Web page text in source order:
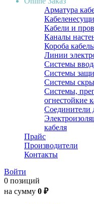
Арматура
Кабели и
Каналы
Короба
Линии
Системы
Системы
Системы
Системы,
огнестойкие
Соединители
кабеля
Прайс
Производители
Контакты
Войти
0 позиций
на сумму 0 ₽